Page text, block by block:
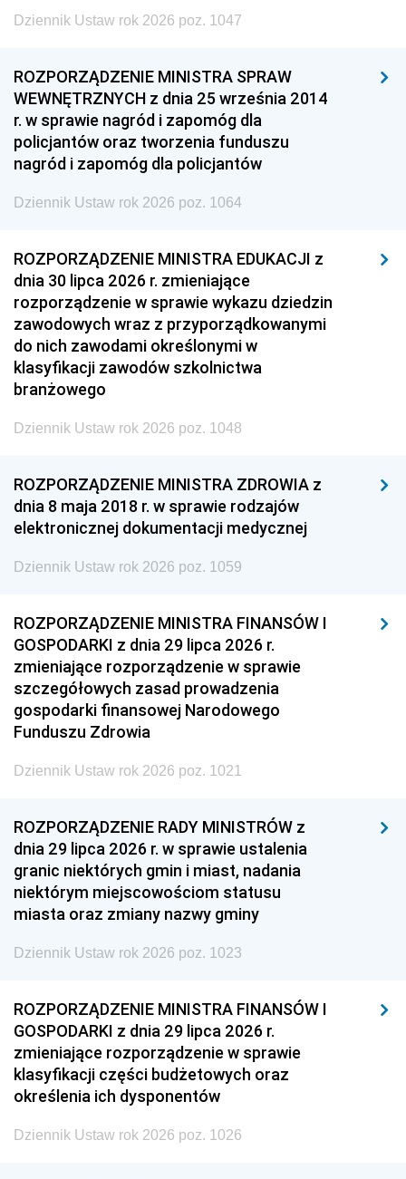
Dziennik Ustaw rok 2026 poz. 1047
ROZPORZĄDZENIE MINISTRA SPRAW
WEWNĘTRZNYCH z dnia 25 września 2014
r. w sprawie nagród i zapomóg dla
policjantów oraz tworzenia funduszu
nagród i zapomóg dla policjantów
Dziennik Ustaw rok 2026 poz. 1064
ROZPORZĄDZENIE MINISTRA EDUKACJI z
dnia 30 lipca 2026 r. zmieniające
rozporządzenie w sprawie wykazu dziedzin
zawodowych wraz z przyporządkowanymi
do nich zawodami określonymi w
klasyfikacji zawodów szkolnictwa
branżowego
Dziennik Ustaw rok 2026 poz. 1048
ROZPORZĄDZENIE MINISTRA ZDROWIA z
dnia 8 maja 2018 r. w sprawie rodzajów
elektronicznej dokumentacji medycznej
Dziennik Ustaw rok 2026 poz. 1059
ROZPORZĄDZENIE MINISTRA FINANSÓW I
GOSPODARKI z dnia 29 lipca 2026 r.
zmieniające rozporządzenie w sprawie
szczegółowych zasad prowadzenia
gospodarki finansowej Narodowego
Funduszu Zdrowia
Dziennik Ustaw rok 2026 poz. 1021
ROZPORZĄDZENIE RADY MINISTRÓW z
dnia 29 lipca 2026 r. w sprawie ustalenia
granic niektórych gmin i miast, nadania
niektórym miejscowościom statusu
miasta oraz zmiany nazwy gminy
Dziennik Ustaw rok 2026 poz. 1023
ROZPORZĄDZENIE MINISTRA FINANSÓW I
GOSPODARKI z dnia 29 lipca 2026 r.
zmieniające rozporządzenie w sprawie
klasyfikacji części budżetowych oraz
określenia ich dysponentów
Dziennik Ustaw rok 2026 poz. 1026